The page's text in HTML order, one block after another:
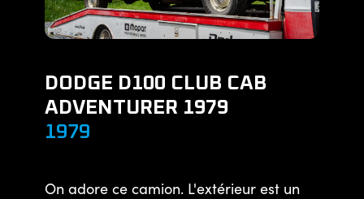
DODGE D100 CLUB CAB
ADVENTURER 1979
1979
On adore ce camion. L'extérieur est un